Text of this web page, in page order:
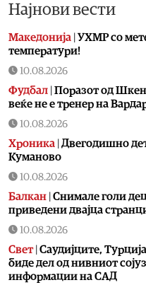
Најнови вести
Македонија УХМР со
температури!
10.08.2026
Фудбал Поразот од
веќе не е тренер на
10.08.2026
Хроника Двегодишно
Куманово
10.08.2026
Балкан Снимале голи
приведени двајца
10.08.2026
Свет| Саудијците,
биде дел од нивниот
информации на САД